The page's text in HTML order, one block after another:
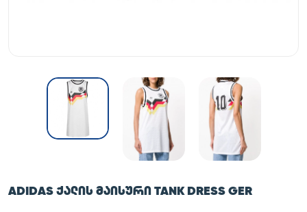
ADIDAS ᲥᲐᲚᲘᲡ ᲛᲐᲘᲡᲣᲠᲘ TANK DRESS GER